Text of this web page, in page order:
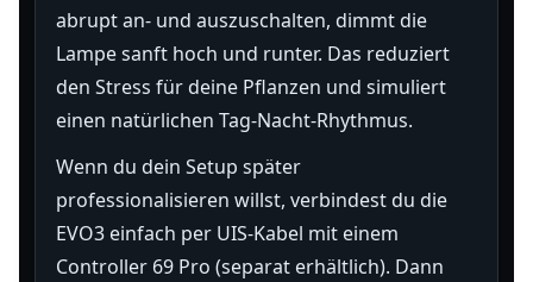
abrupt an- und auszuschalten, dimmt die
Lampe sanft hoch und runter. Das reduziert
den Stress für deine Pflanzen und simuliert
einen natürlichen Tag-Nacht-Rhythmus.
Wenn du dein Setup später
professionalisieren willst, verbindest du die
EVO3 einfach per UIS-Kabel mit einem
Controller 69 Pro (separat erhältlich). Dann